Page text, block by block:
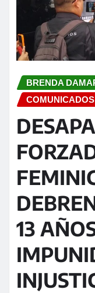
BRENDA
COMUNICADOS
13